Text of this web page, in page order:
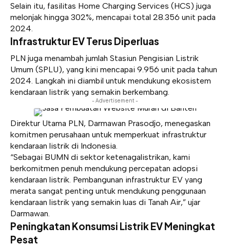
Selain itu, fasilitas Home Charging Services (HCS) juga
melonjak hingga 302%, mencapai total 28.356 unit pada
2024.
Infrastruktur EV Terus Diperluas
PLN juga menambah jumlah Stasiun Pengisian Listrik
Umum (SPLU), yang kini mencapai 9.956 unit pada tahun
2024. Langkah ini diambil untuk mendukung ekosistem
kendaraan listrik yang semakin berkembang.
- Advertisement -
Direktur Utama PLN, Darmawan Prasodjo, menegaskan
komitmen perusahaan untuk memperkuat infrastruktur
kendaraan listrik di Indonesia.
“Sebagai BUMN di sektor ketenagalistrikan, kami
berkomitmen penuh mendukung percepatan adopsi
kendaraan listrik. Pembangunan infrastruktur EV yang
merata sangat penting untuk mendukung penggunaan
kendaraan listrik yang semakin luas di Tanah Air,” ujar
Darmawan.
Peningkatan Konsumsi Listrik EV Meningkat
Pesat